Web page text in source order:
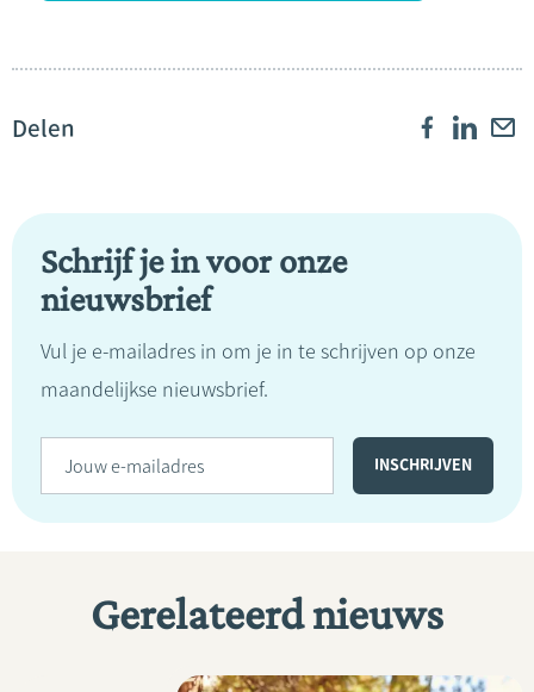
Delen
Schrijf je in voor onze
nieuwsbrief
Vul je e-mailadres in om je in te schrijven op onze
maandelijkse nieuwsbrief.
Gerelateerd nieuws